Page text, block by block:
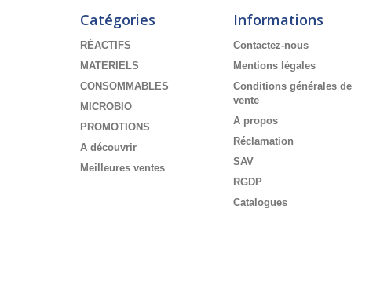
Catégories
RÉACTIFS
MATERIELS
CONSOMMABLES
MICROBIO
PROMOTIONS
A découvrir
Meilleures ventes
Informations
Contactez-nous
Mentions légales
Conditions générales de
vente
A propos
Réclamation
SAV
RGDP
Catalogues